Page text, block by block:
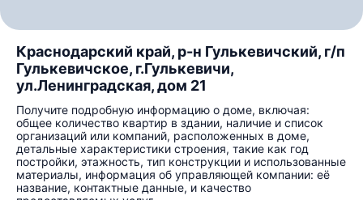
Краснодарский край, р-н Гулькевичский, г/п
Гулькевичское, г.Гулькевичи,
ул.Ленинградская, дом 21
Получите подробную информацию о доме, включая:
общее количество квартир в здании, наличие и список
организаций или компаний, расположенных в доме,
детальные характеристики строения, такие как год
постройки, этажность, тип конструкции и использованные
материалы, информация об управляющей компании: её
название, контактные данные, и качество